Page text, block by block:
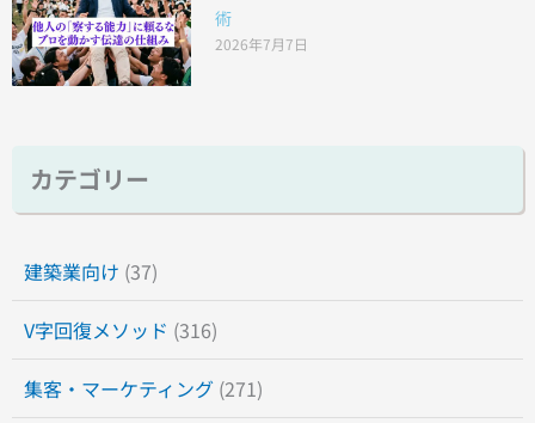
術
2026年7月7日
カテゴリー
建築業向け (37)
V字回復メソッド (316)
集客・マーケティング (271)